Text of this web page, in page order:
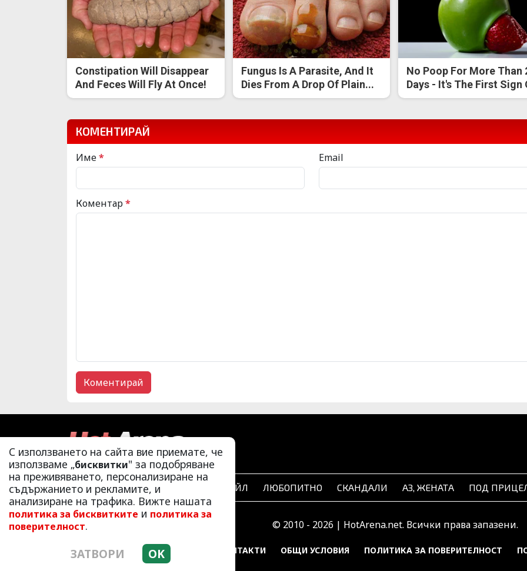
Constipation Will Disappear
And Feces Will Fly At Once!
Fungus Is A Parasite, And It
Dies From A Drop Of Plain...
No Poop For More Than
Days - It's The First Sign
КОМЕНТИРАЙ
Име* Email
Коментар*
С използването на сайта вие приемате, че
използваме „бисквитки" за подобряване
на преживяването, персонализиране на
съдържанието и рекламите, и
анализиране на трафика. Вижте нашата
политика за бисквитките и политика за
поверителност.
ЗАТВОРИ OK
ЛАЙФСТАЙЛ ЛЮБОПИТНО СКАНДАЛИ АЗ, ЖЕНАТА ПОД
© 2010 - 2026 | HotArena.net. Всички права запазени.
РЕКЛАМА КОНТАКТИ ОБЩИ УСЛОВИЯ ПОЛИТИКА ЗА ПОВЕРИТЕЛНОСТ